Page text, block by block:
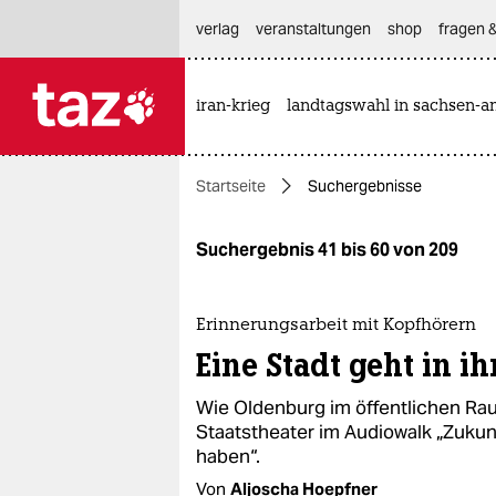
themen
politik
gesellschaft
kultur
sport
verlag
veranstaltungen shop fragen
iran-krieg landtagswahl in sachsen-
Startseite Suchergebnisse
Suchergebnis 41 bis 60 von 209
Erinnerungsarbeit mit Kopfhörern
Eine Stadt geht in
Wie Oldenburg im öffentlichen
Staatstheater im Audiowalk
haben“.
Von Aljoscha Hoepfner